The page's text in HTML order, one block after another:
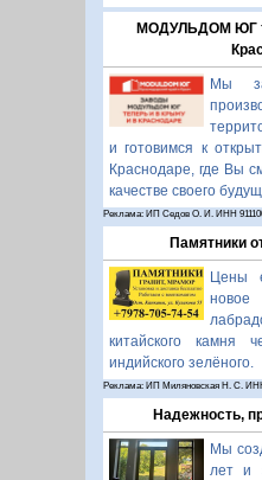
МОДУЛЬДОМ ЮГ
Мы
и готовимся к
Краснодаре, где Вы
качестве своего
Реклама: ИП Седов О. И. ИНН
Памятники
Цены
китайского камня
индийского зелёного.
Реклама: ИП Миляновская Н. С.
Надежность,
Мы
лет и